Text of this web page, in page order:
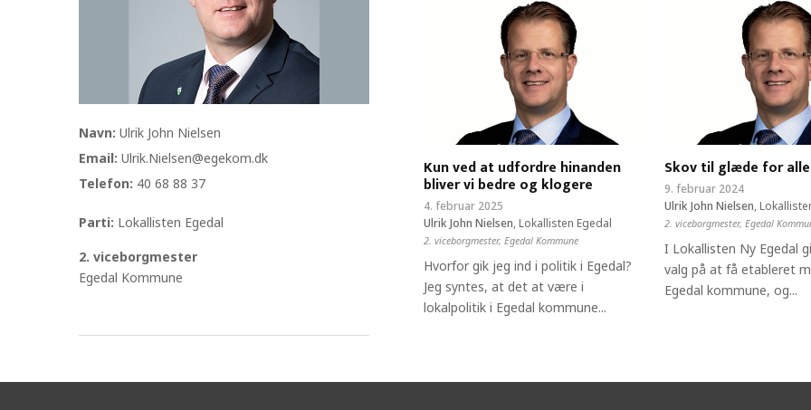
Kun ved at udfordre hinanden
bliver vi bedre og klogere
4. februar 2025
Ulrik John Nielsen, Lokallisten Egedal
2. viceborgmester, Egedal Kommune
Hvorfor gik jeg ind i politik i Egedal?
Jeg syntes, at det at være i
lokalpolitik i Egedal kommune...
Skov til glæde for alle
9. februar 2024
Ulrik John Nielsen,
2. viceborgmester, Egedal
I Lokallisten Ny Egedal
valg på at få etableret
Egedal kommune, og...
Navn: Ulrik John Nielsen
Email: Ulrik.Nielsen@egekom.dk
Telefon: 40 68 88 37
Parti: Lokallisten Egedal
2. viceborgmester
Egedal Kommune